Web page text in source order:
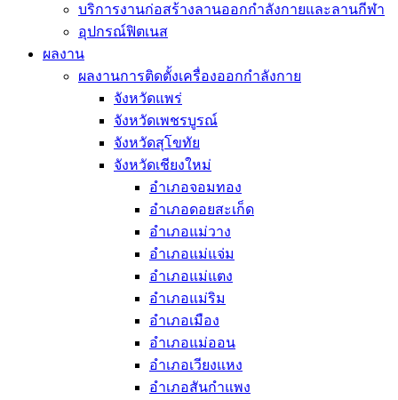
บริการงานก่อสร้างลานออกกำลังกายและลานกีฬา
อุปกรณ์ฟิตเนส
ผลงาน
ผลงานการติดตั้งเครื่องออกกำลังกาย
จังหวัดแพร่
จังหวัดเพชรบูรณ์
จังหวัดสุโขทัย
จังหวัดเชียงใหม่
อำเภอจอมทอง
อำเภอดอยสะเก็ด
อำเภอแม่วาง
อำเภอแม่แจ่ม
อำเภอแม่แตง
อำเภอแม่ริม
อำเภอเมือง
อำเภอแม่ออน
อำเภอเวียงแหง
อำเภอสันกำแพง